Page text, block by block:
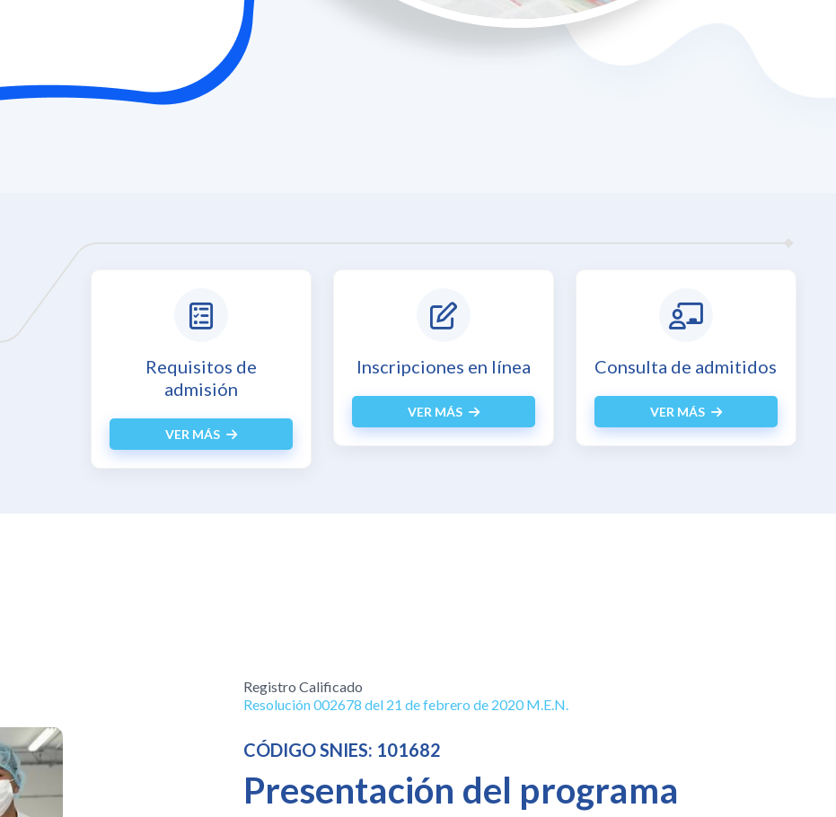
Requisitos de
admisión
VER MÁS
Inscripciones en línea
VER MÁS
Consulta de admitidos
VER MÁS
Registro Calificado
Resolución 002678 del 21 de febrero de 2020 M.E.N.
CÓDIGO SNIES: 101682
Presentación del programa